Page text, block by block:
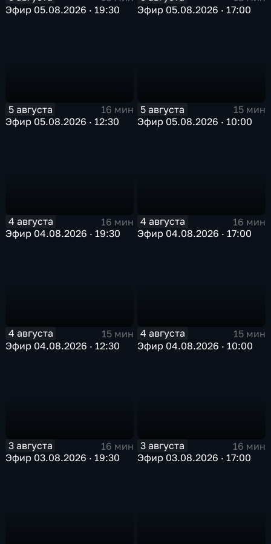
Эфир 05.08.2026 · 19:30
Эфир 05.08.2026 · 17:00
5 августа
16 мин
Эфир 05.08.2026 · 12:30
5 августа
15 мин
Эфир 05.08.2026 · 10:00
4 августа
16 мин
Эфир 04.08.2026 · 19:30
4 августа
16 мин
Эфир 04.08.2026 · 17:00
4 августа
15 мин
Эфир 04.08.2026 · 12:30
4 августа
15 мин
Эфир 04.08.2026 · 10:00
3 августа
16 мин
Эфир 03.08.2026 · 19:30
3 августа
16 мин
Эфир 03.08.2026 · 17:00